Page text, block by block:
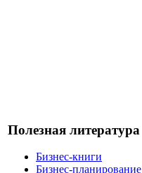
Полезная литература
Бизнес-книги
Бизнес-планирование